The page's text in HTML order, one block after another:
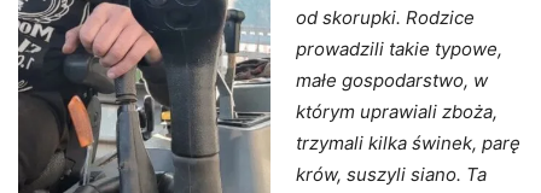
od skorupki. Rodzice
prowadzili takie typowe,
małe gospodarstwo, w
którym uprawiali zboża,
trzymali kilka świnek, parę
krów, suszyli siano. Ta